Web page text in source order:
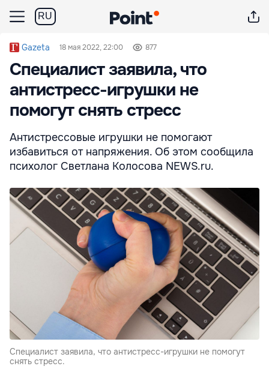
RU
Gazeta 18 мая 2022, 22:00 877
Специалист заявила, что
антистресс-игрушки не
помогут снять стресс
Антистрессовые игрушки не помогают
избавиться от напряжения. Об этом сообщила
психолог Светлана Колосова NEWS.ru.
Специалист заявила, что антистресс-игрушки не помогут
снять стресс.